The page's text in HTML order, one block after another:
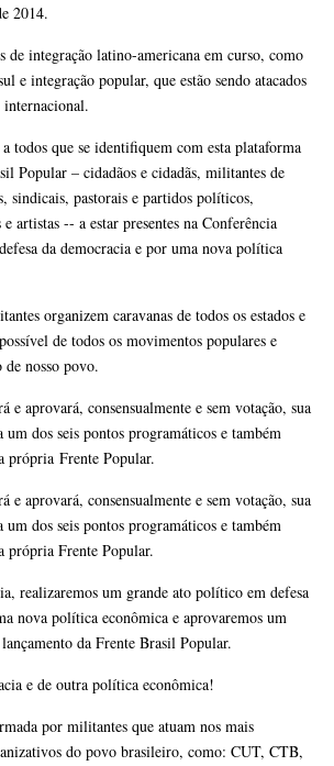
2014.
de integração latino-americana em curso, como
e integração popular, que estão sendo atacados
internacional.
todos que se identifiquem com esta plataforma
Popular – cidadãos e cidadãs, militantes de
sindicais, pastorais e partidos políticos,
artistas -- a estar presentes na Conferência
da democracia e por uma nova política
organizem caravanas de todos os estados e
de todos os movimentos populares e
de nosso povo.
e aprovará, consensualmente e sem votação, sua
um dos seis pontos programáticos e também
própria Frente Popular.
e aprovará, consensualmente e sem votação, sua
um dos seis pontos programáticos e também
própria Frente Popular.
realizaremos um grande ato político em defesa
nova política econômica e aprovaremos um
da Frente Brasil Popular.
e de outra política econômica!
por militantes que atuam nos mais
do povo brasileiro, como: CUT, CTB,